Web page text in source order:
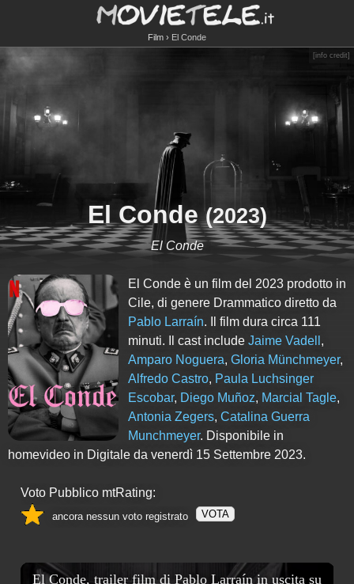
Film El Conde
[info credit]
El Conde (2023)
El Conde
El Conde è un film del 2023 prodotto in
Cile, di genere Drammatico diretto da
Pablo Larraín. Il film dura circa 111
minuti. Il cast includeJaime Vadell ,
Amparo Noguera,Gloria Münchmeyer,
Alfredo Castro, Paula Luchsinger
Escobar, Diego Muñoz, Marcial Tagle,
Antonia Zegers,Catalina Guerra
Munchmeyer. Disponibile in
homevideo in Digitale da venerdì 15 Settembre 2023.
Voto Pubblico mtRating:
ancora nessun voto registrato VOTA